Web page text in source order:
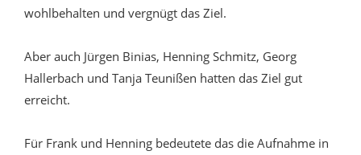
wohlbehalten und vergnügt das Ziel.
Aber auch Jürgen Binias, Henning Schmitz, Georg
Hallerbach und Tanja Teunißen hatten das Ziel gut
erreicht.
Für Frank und Henning bedeutete das die Aufnahme in